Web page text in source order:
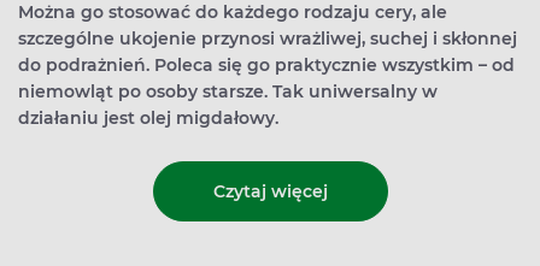
Można go stosować do każdego rodzaju cery, ale
szczególne ukojenie przynosi wrażliwej, suchej i skłonnej
do podrażnień. Poleca się go praktycznie wszystkim – od
niemowląt po osoby starsze. Tak uniwersalny w
działaniu jest olej migdałowy.
Czytaj więcej